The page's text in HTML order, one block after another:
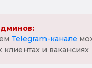
Telegram-канале
и вакансиях